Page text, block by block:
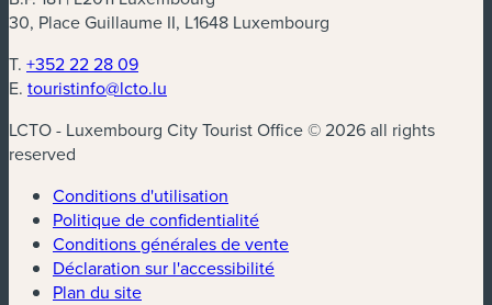
30, Place Guillaume II, L1648 Luxembourg
T. +352 22 28 09
E. touristinfo@lcto.lu
LCTO - Luxembourg City Tourist Office © 2026 all rights
reserved
Conditions d'utilisation
Politique de confidentialité
Conditions générales de vente
Déclaration sur l'accessibilité
Plan du site